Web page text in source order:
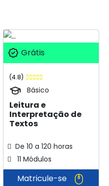
Grátis
(4.8)
Básico
Leitura e
Interpretação de
Textos
De 10 a 120 horas
11 Módulos
Matricule-se